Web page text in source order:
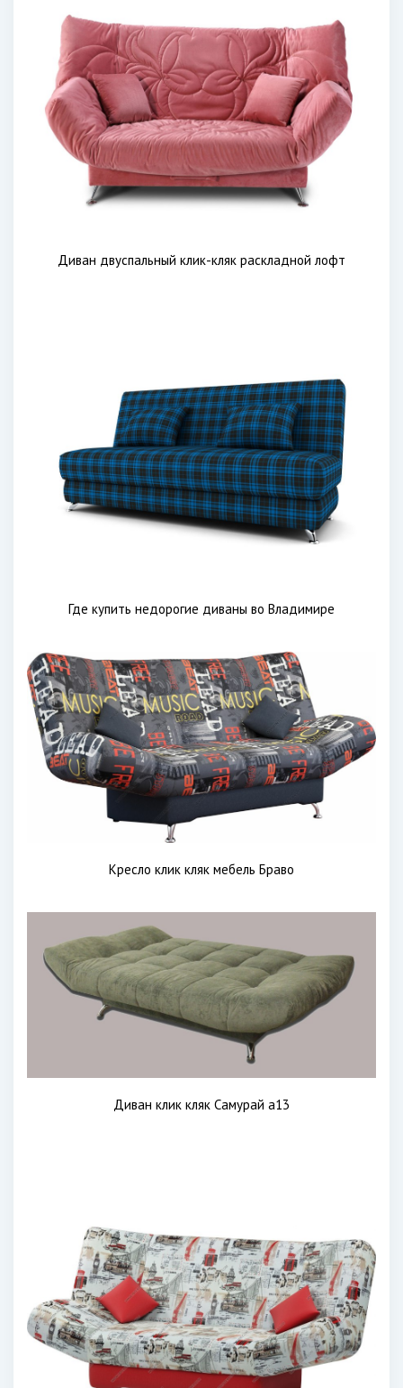
Диван двуспальный клик-кляк раскладной лофт
Где купить недорогие диваны во Владимире
Кресло клик кляк мебель Браво
Диван клик кляк Самурай а13